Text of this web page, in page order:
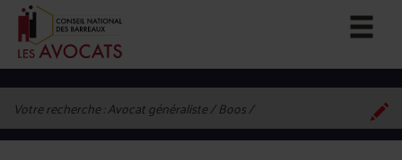
Votre recherche :Avocat généraliste / Boos